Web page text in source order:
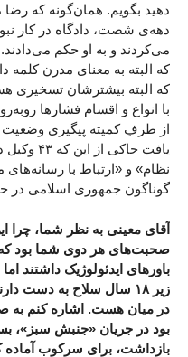
دهید بگویم. همان‌گونه که
دهه‌ی شصت، دادگاه در کار
می‌کردند و به او حکم
که البته به معنای مدرن کلمه
که البته بیشترشان تسخیری
با انواع و اقسام فشارها
از طرفِ کمیته پیگیری وضعیت
یافت
نظام» و «ارتباط با رسانه‌های
گوناگون جمهوری اسلامی در
آقای معینی به نظر شما، چرا
صحبت‌های هر دوی شما بود
باورهای ایدئولوژیک داشتند
زیر ۱۸ سال سلاح به دست
در میان هست. اشاره کنم به
بود در جریان «جنبش سبز»،
بازداشت، برای سرکوب آماده